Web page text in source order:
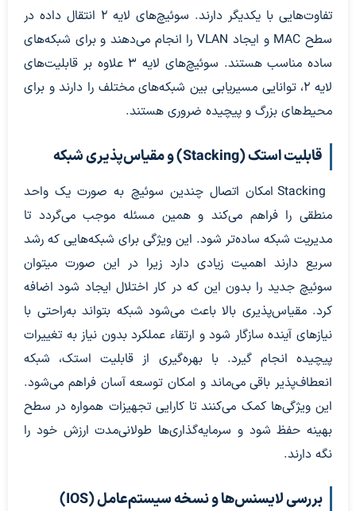
تفاوت‌هایی با یکدیگر دارند. سوئیچ‌های لایه ۲ انتقال داده در
سطح MAC و ایجاد VLAN را انجام می‌دهند و برای شبکه‌های
ساده مناسب هستند. سوئیچ‌های لایه ۳ علاوه بر قابلیت‌های
لایه ۲، توانایی مسیریابی بین شبکه‌های مختلف را دارند و برای
محیط‌های بزرگ و پیچیده ضروری هستند.
قابلیت استک (Stacking) و مقیاس‌پذیری شبکه
Stacking امکان اتصال چندین سوئیچ به صورت یک واحد
منطقی را فراهم می‌کند و همین مسئله موجب می‌گردد تا
مدیریت شبکه ساده‌تر ‌شود. این ویژگی برای شبکه‌هایی که رشد
سریع دارند اهمیت زیادی دارد زیرا در این صورت میتوان
سوئیچ جدید را بدون این که در کار اختلال ایجاد شود اضافه
کرد. مقیاس‌پذیری بالا باعث می‌شود شبکه بتواند به‌راحتی با
نیازهای آینده سازگار شود و ارتقاء عملکرد بدون نیاز به تغییرات
پیچیده انجام گیرد. با بهره‌گیری از قابلیت استک، شبکه
انعطاف‌پذیر باقی می‌ماند و امکان توسعه آسان فراهم می‌شود.
این ویژگی‌ها کمک می‌کنند تا کارایی تجهیزات همواره در سطح
بهینه حفظ شود و سرمایه‌گذاری‌ها طولانی‌مدت ارزش خود را
نگه دارند.
بررسی لایسنس‌ها و نسخه سیستم‌عامل (IOS)